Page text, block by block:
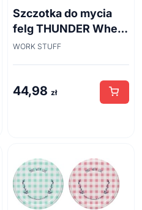
Szczotka do mycia
felg THUNDER Wheel
Brush 45cm
WORK STUFF
44,98 zł